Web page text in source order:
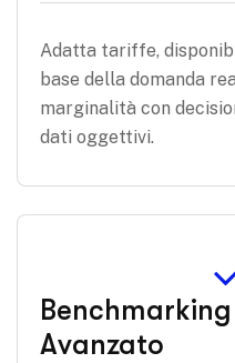
Adatta tariffe,
base della domanda
marginalità con
dati oggettivi.
Avanzato